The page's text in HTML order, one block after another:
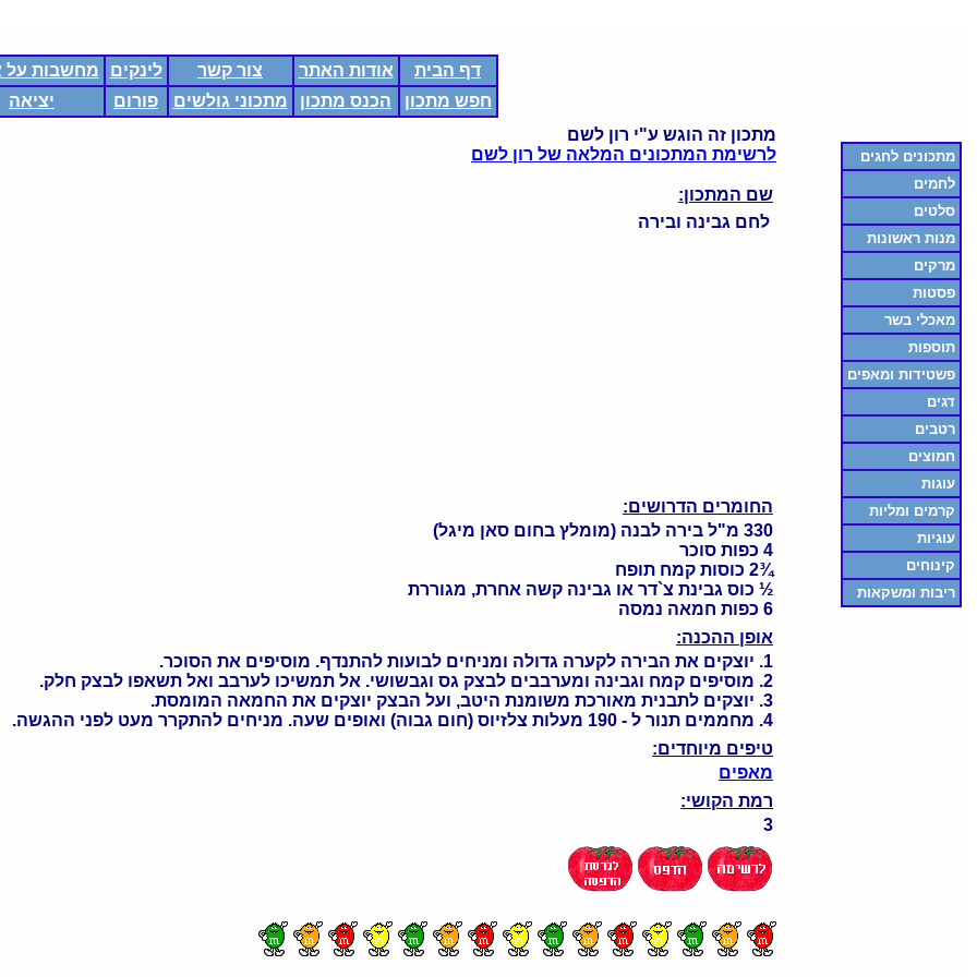
דף הבית אודות האתר צור קשר לינקים
מחשבות על
חפש מתכון
הכנס מתכון מתכוני גולשים פורום יציאה
מתכונים לחגים
לחמים
סלטים
מנות ראשונות
מרקים
פסטות
מאכלי בשר
תוספות
פשטידות ומאפים
דגים
רטבים
חמוצים
עוגות
קרמים ומליות
עוגיות
קינוחים
ריבות ומשקאות
מתכון זה הוגש ע"י רון לשם
לרשימת המתכונים המלאה של רון לשם
שם המתכון:
לחם גבינה ובירה
החומרים הדרושים:
330 מ"ל בירה לבנה (מומלץ בחום סאן מיגל)
4 כפות סוכר
¾2 כוסות קמח תופח
½ כוס גבינת צ`דר או גבינה קשה אחרת, מגוררת
6 כפות חמאה נמסה
אופן ההכנה:
1. יוצקים את הבירה לקערה גדולה ומניחים לבועות להתנדף. מוסיפים את הסוכר.
2. מוסיפים קמח וגבינה ומערבבים לבצק גס וגבשושי. אל תמשיכו לערבב ואל תשאפו לבצק חלק.
3. יוצקים לתבנית מאורכת משומנת היטב, ועל הבצק יוצקים את החמאה המומסת.
4. מחממים תנור ל - 190 מעלות צלזיוס (חום גבוה) ואופים שעה. מניחים להתקרר מעט לפני ההגשה.
טיפים מיוחדים:
מאפים
רמת הקושי:
3